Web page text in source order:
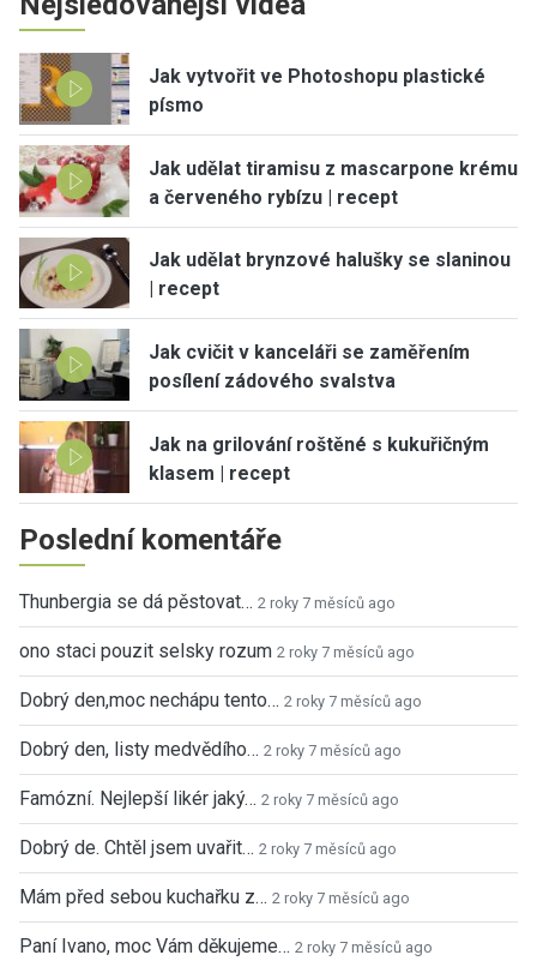
Jak vytvořit ve Photoshopu plastické
písmo
Jak udělat tiramisu z mascarpone krému
a červeného rybízu | recept
Jak udělat brynzové halušky se slaninou
| recept
Jak cvičit v kanceláři se zaměřením
posílení zádového svalstva
Jak na grilování roštěné s kukuřičným
klasem | recept
Poslední komentáře
Thunbergia se dá pěstovat… 2 roky 7 měsíců ago
ono staci pouzit selsky rozum 2 roky 7 měsíců ago
Dobrý den,moc nechápu tento… 2 roky 7 měsíců ago
Dobrý den, listy medvědího… 2 roky 7 měsíců ago
Famózní. Nejlepší likér jaký… 2 roky 7 měsíců ago
Dobrý de. Chtěl jsem uvařit… 2 roky 7 měsíců ago
Mám před sebou kuchařku z… 2 roky 7 měsíců ago
Paní Ivano, moc Vám děkujeme… 2 roky 7 měsíců ago